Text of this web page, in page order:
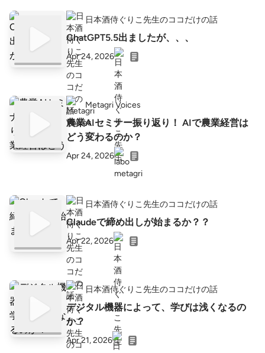
日本酒侍ぐりこ先生のココだけの話
ChatGPT5.5出ましたが、、、
Apr 24, 2026
Metagri Voices
農業AIセミナー振り返り！ AIで農業経営は
どう変わるのか？
Apr 24, 2026
日本酒侍ぐりこ先生のココだけの話
Claudeで締め出しが始まるか？？
Apr 22, 2026
日本酒侍ぐりこ先生のココだけの話
デジタル機器によって、学びは浅くなるの
か？
Apr 21, 2026